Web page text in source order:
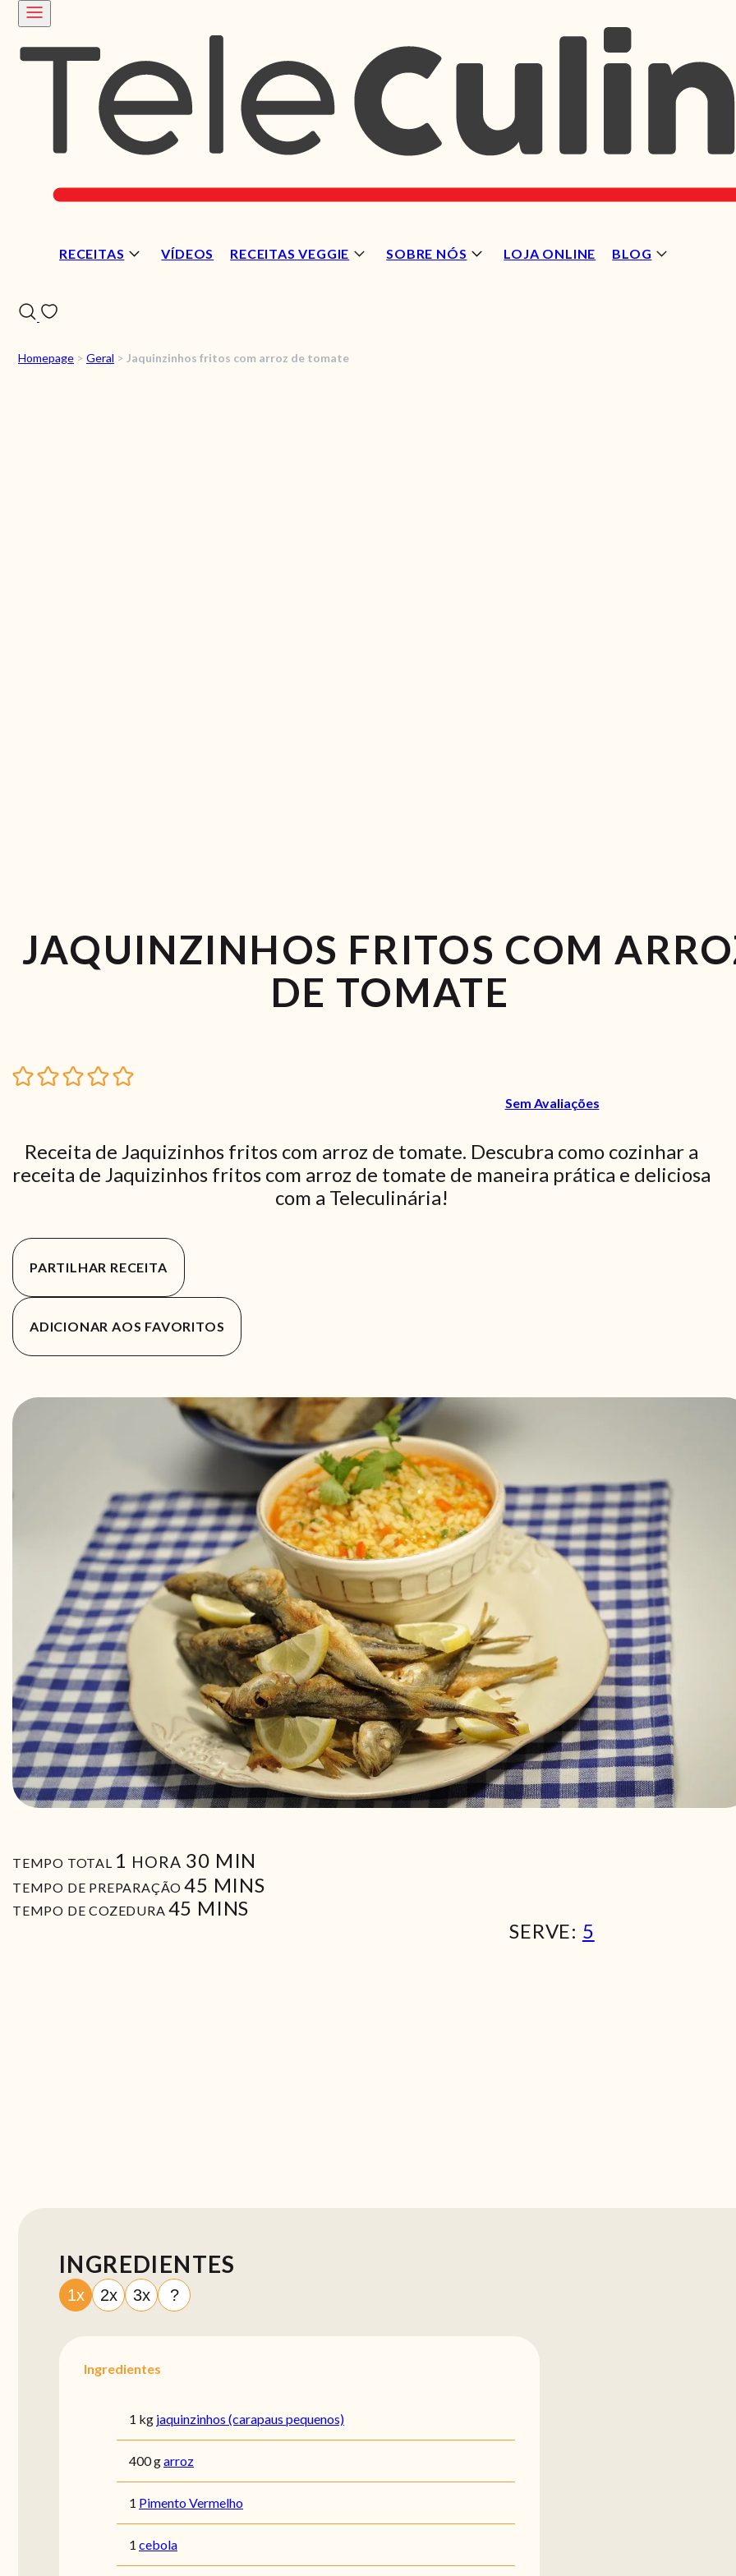
RECEITAS VÍDEOS RECEITAS VEGGIE SOBRE NÓS LOJA ONLINE BLOG
Homepage > Geral > Jaquinzinhos fritos com arroz de tomate
JAQUINZINHOS FRITOS COM
DE TOMATE
Sem Avaliações
Receita de Jaquizinhos fritos com arroz de tomate. Descubra como cozinhar a
receita de Jaquizinhos fritos com arroz de tomate de maneira prática e deliciosa
com a Teleculinária!
PARTILHAR RECEITA
ADICIONAR AOS FAVORITOS
TEMPO TOTAL 1 HORA
HORA 30 MIN
MIN
TEMPO DE PREPARAÇÃO 45 MIN
MINS
TEMPO DE COZEDURA 45 MIN
MINS
SERVE: 5
INGREDIENTES
1x 2x 3x ?
Ingredientes
1 kg jaquinzinhos (carapaus pequenos)
400 garroz
1 Pimento Vermelho
1 cebola